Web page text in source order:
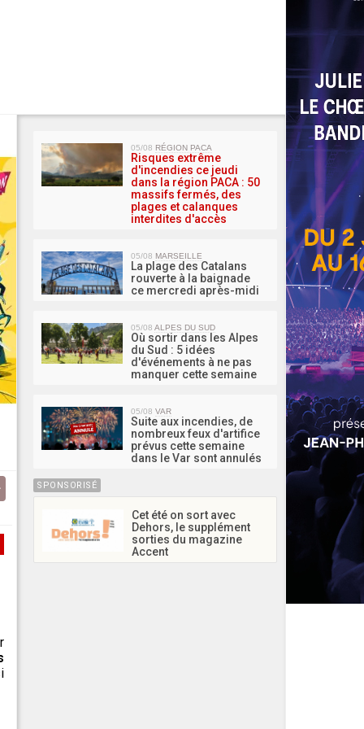
MA
05/08 RÉGION PACA
Risques extrême
d'incendies ce jeudi
dans la région PACA : 50
massifs fermés, des
plages et calanques
interdites d'accès
05/08 MARSEILLE
La plage des Catalans
rouverte à la baignade
ce mercredi après-midi
05/08 ALPES DU SUD
Où sortir dans les Alpes
du Sud : 5 idées
d'événements à ne pas
manquer cette semaine
05/08 VAR
Suite aux incendies, de
nombreux feux d'artifice
prévus cette semaine
dans le Var sont annulés
SPONSORISÉ
Cet été on sort avec
Dehors, le supplément
sorties du magazine
Accent